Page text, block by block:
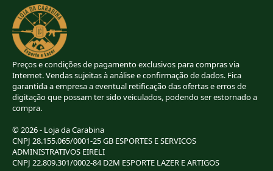
Preços e condições de pagamento exclusivos para compras via
Internet. Vendas sujeitas à análise e confirmação de dados. Fica
garantida a empresa a eventual retificação das ofertas e erros de
digitação que possam ter sido veiculados, podendo ser estornado a
compra.
© 2026 - Loja da Carabina
CNPJ 28.155.065/0001-25 GB ESPORTES E SERVICOS
ADMINISTRATIVOS EIRELI
CNPJ 22.809.301/0002-84 D2M ESPORTE LAZER E ARTIGOS